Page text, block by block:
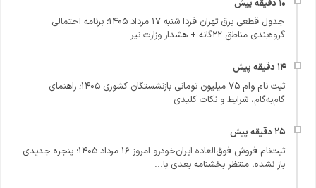
جدول قطعی برق تهران فردا شنبه ۱۷ مرداد ۱۴۰۵؛ برنامه احتمالی
گروه‌بندی مناطق ۲۲گانه + هشدار وزارت نیر...
ثبت نام وام ۷۵ میلیون تومانی بازنشستگان کشوری ۱۴۰۵؛ راهنمای
گام‌به‌گام، شرایط و نکات کلیدی
ثبت‌نام فروش فوق‌العاده ایران‌خودرو امروز ۱۶ مرداد ۱۴۰۵؛ پنجره جدیدی
باز نشده، منتظر بخشنامه بعدی با...